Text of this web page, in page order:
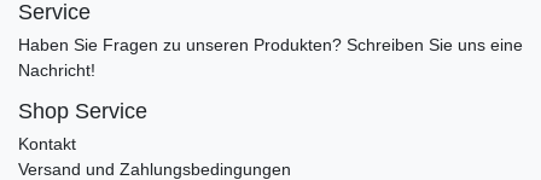
Service
Haben Sie Fragen zu unseren Produkten? Schreiben Sie uns eine
Nachricht!
Shop Service
Kontakt
Versand und Zahlungsbedingungen